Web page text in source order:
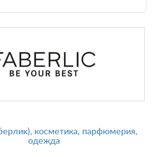
косметика, парфюмерия,
одежда